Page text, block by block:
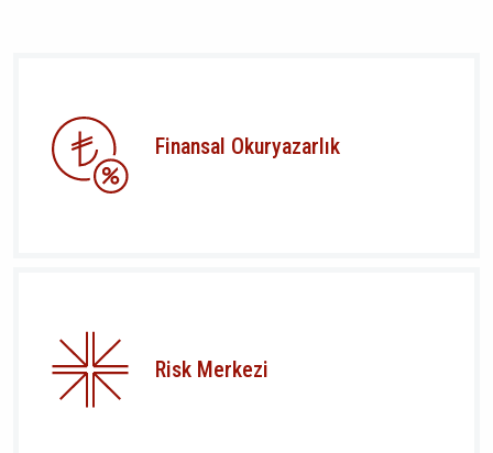
Finansal Okuryazarlık
Risk Merkezi